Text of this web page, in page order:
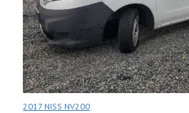
2017 NISS NV200